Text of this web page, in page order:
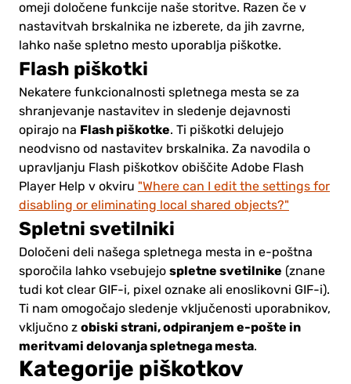
omeji določene funkcije naše storitve. Razen če v
nastavitvah brskalnika ne izberete, da jih zavrne,
lahko naše spletno mesto uporablja piškotke.
Flash piškotki
Nekatere funkcionalnosti spletnega mesta se za
shranjevanje nastavitev in sledenje dejavnosti
opirajo na Flash piškotke. Ti piškotki delujejo
neodvisno od nastavitev brskalnika. Za navodila o
upravljanju Flash piškotkov obiščite Adobe Flash
Player Help v okviru "Where can I edit the settings for
disabling or eliminating local shared objects?"
Spletni svetilniki
Določeni deli našega spletnega mesta in e-poštna
sporočila lahko vsebujejo spletne svetilnike (znane
tudi kot clear GIF-i, pixel oznake ali enoslikovni GIF-i).
Ti nam omogočajo sledenje vključenosti uporabnikov,
vključno z obiski strani, odpiranjem e-pošte in
meritvami delovanja spletnega mesta.
Kategorije piškotkov